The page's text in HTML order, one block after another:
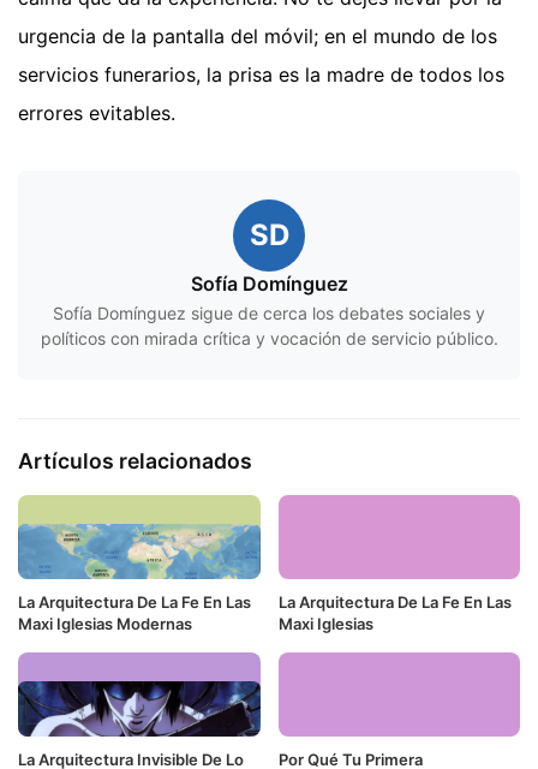
urgencia de la pantalla del móvil; en el mundo de los
servicios funerarios, la prisa es la madre de todos los
errores evitables.
SD
Sofía Domínguez
Sofía Domínguez sigue de cerca los debates sociales y
políticos con mirada crítica y vocación de servicio público.
Artículos relacionados
La Arquitectura De La Fe En Las
Maxi Iglesias Modernas
La Arquitectura De La Fe En Las
Maxi Iglesias
La Arquitectura Invisible De Lo Por Qué Tu Primera